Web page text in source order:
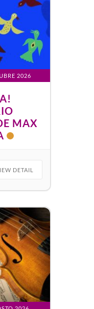
2026
MAX
DETAIL